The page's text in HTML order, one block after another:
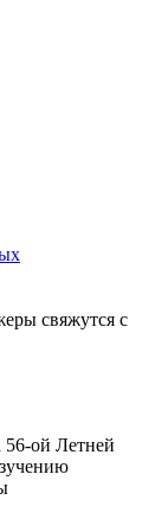
свяжутся с
ой Летней